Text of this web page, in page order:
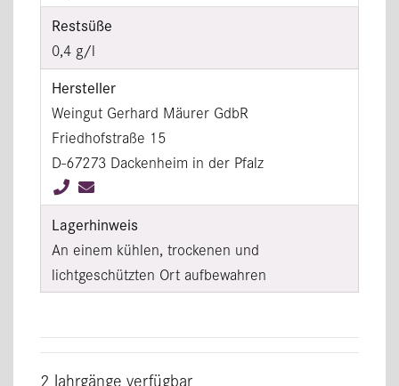
Restsüße
0,4 g/l
Hersteller
Weingut Gerhard Mäurer GdbR
Friedhofstraße 15
D-67273 Dackenheim in der Pfalz
Lagerhinweis
An einem kühlen, trockenen und
lichtgeschützten Ort aufbewahren
2 Jahrgänge verfügbar